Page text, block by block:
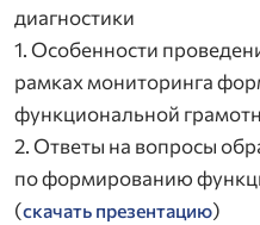
диагностики
1. Особенности
рамках мониторинга
функциональной
2. Ответы на вопросы
по формированию
(скачать презентацию)